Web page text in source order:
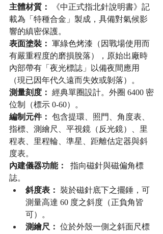
主體材質：
《中正式指北針說明書》記
載為「特種合金」製成，具備對氣候影
響的縝密保護。
表面塗裝： 軍綠色烤漆（因戰場使用而
有嚴重程度的磨損脫落），原始出廠時
內部帶有「夜光標誌」以備夜間應用
（現已因年代久遠而失效或剝落）。
測量刻度： 經典單圈設計。外圈 6400 密
位制（標示 0-60）。
編制元件： 包含提環、照門、角度表、
指標、測繪尺、平視鏡（反光鏡）、里
程表、里程輪、準星、距離估定器與斜
度表。
內建儀器功能：
指向磁針與磁偏角標
誌。
斜度表：
裝於磁針底下之擺錘，可
測量高達 60 度之斜度（正負角皆
可）。
測繪尺： 位於外殼一側之斜面尺標